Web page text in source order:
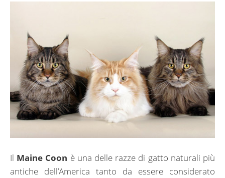
Il Maine Coon è una delle razze di gatto naturali più
antiche dell’America tanto da essere considerato